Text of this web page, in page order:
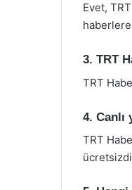
Evet,
3. TRT
TRT
4. Canlı
TRT